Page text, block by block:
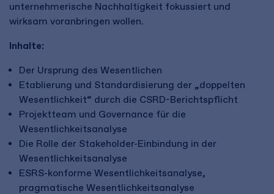
unternehmerische Nachhaltigkeit fokussiert und
wirksam voranbringen wollen.
Inhalte:
Der Ursprung des Wesentlichen
Etablierung und Standardisierung der „doppelten
Wesentlichkeit“ durch die CSRD-Berichtspflicht
Projektteam und Governance für die
Wesentlichkeitsanalyse
Die Rolle der Stakeholder-Einbindung in der
Wesentlichkeitsanalyse
ESRS-konforme Wesentlichkeitsanalyse,
pragmatische Wesentlichkeitsanalyse